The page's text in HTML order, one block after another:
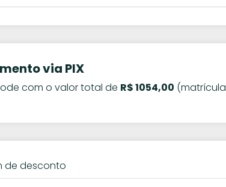
via PIX
com o valor total de R$ 1054,00
de desconto